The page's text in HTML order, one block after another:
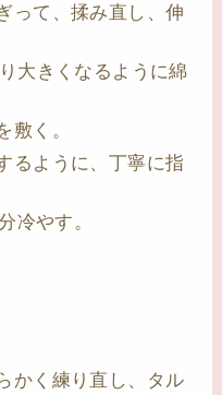
って、揉み直し、伸
大きくなるように綿
敷く。
るように、丁寧に指
冷やす。
かく練り直し、タル